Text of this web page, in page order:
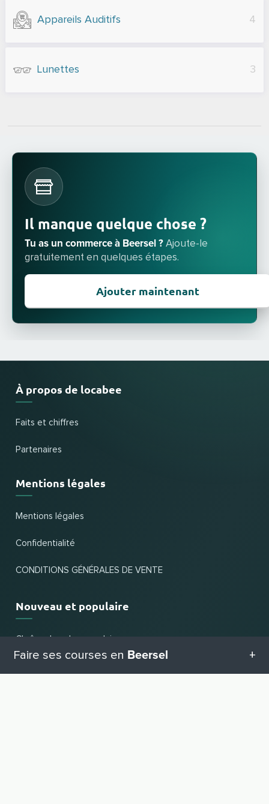
Appareils Auditifs 4
Lunettes 3
Il manque quelque chose ?
Tu as un commerce à Beersel ? Ajoute-le
gratuitement en quelques étapes.
Ajouter maintenant
À propos de locabee
Faits et chiffres
Partenaires
Mentions légales
Mentions légales
Confidentialité
CONDITIONS GÉNÉRALES DE VENTE
Nouveau et populaire
Chaînes les plus populaires
Faire ses courses en Beersel